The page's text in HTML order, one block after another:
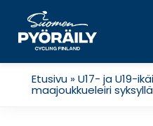
content
Etusivu»U17- ja U19-
maajoukkueleiri